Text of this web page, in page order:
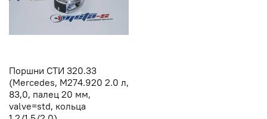
Поршни СТИ 320.33
(Mercedes, M274.920 2.0 л,
83,0, палец 20 мм,
valve=std, кольца